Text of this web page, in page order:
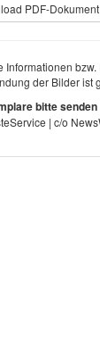
PDF-
Informationen
der Bilder ist
bitte senden
| c/o